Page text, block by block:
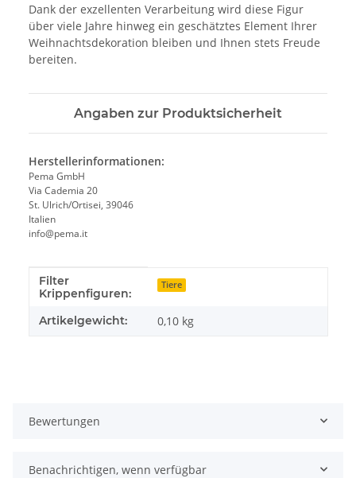
Dank der exzellenten Verarbeitung wird diese Figur
über viele Jahre hinweg ein geschätztes Element Ihrer
Weihnachtsdekoration bleiben und Ihnen stets Freude
bereiten.
Angaben zur Produktsicherheit
Herstellerinformationen:
Pema GmbH
Via Cademia 20
St. Ulrich/Ortisei, 39046
Italien
info@pema.it
Produkteigenschaft
Wert
Filter
Krippenfiguren:
Tiere
Artikelgewicht: 0,10 kg
Bewertungen
Benachrichtigen, wenn verfügbar